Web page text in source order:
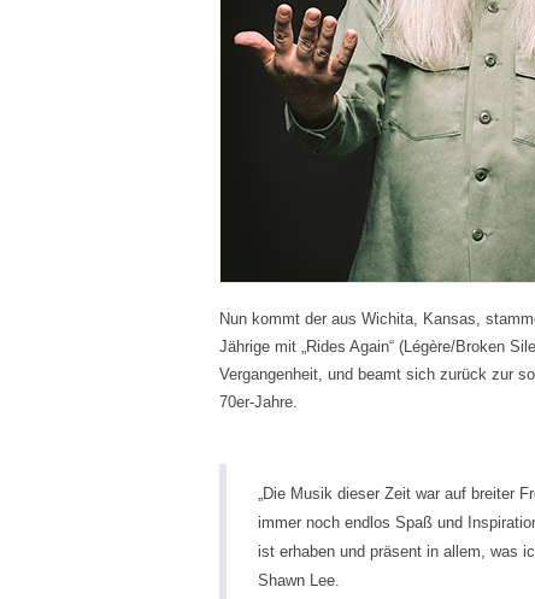
Nun kommt der aus Wichita, Kansas,
Jährige mit „Rides Again“ (Légère/Broken
Vergangenheit, und beamt sich zurück zur
70er-Jahre.
„Die Musik dieser Zeit war auf breiter
immer noch endlos Spaß und
ist erhaben und präsent in allem, was
Shawn Lee.